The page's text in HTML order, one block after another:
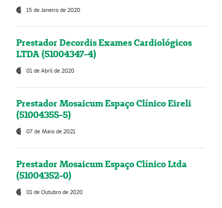
15 de Janeiro de 2020
Prestador Decordis Exames Cardiológicos
LTDA (51004347-4)
01 de Abril de 2020
Prestador Mosaicum Espaço Clínico Eireli
(51004355-5)
07 de Maio de 2021
Prestador Mosaicum Espaço Clínico Ltda
(51004352-0)
01 de Outubro de 2020